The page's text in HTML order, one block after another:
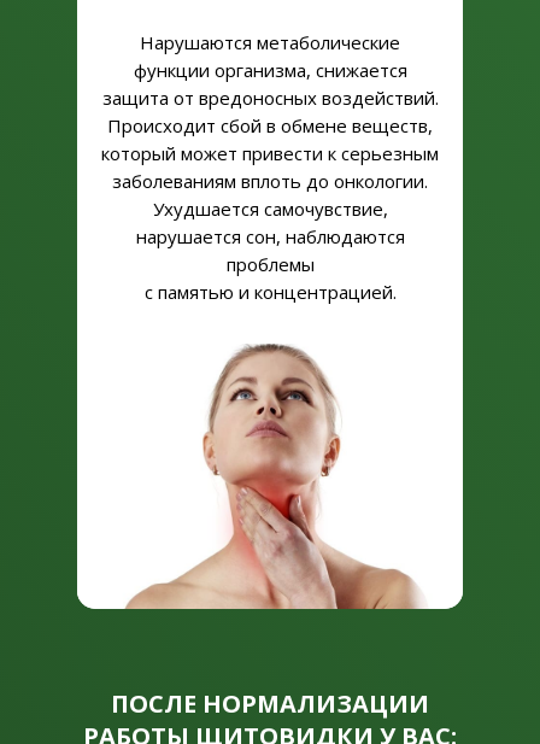
Нарушаются метаболические
функции организма, снижается
защита от вредоносных воздействий.
Происходит сбой в обмене веществ,
который может привести к серьезным
заболеваниям вплоть до онкологии.
Ухудшается самочувствие,
нарушается сон, наблюдаются
проблемы
с памятью и концентрацией.
ПОСЛЕ НОРМАЛИЗАЦИИ
РАБОТЫ ЩИТОВИДКИ У ВАС: